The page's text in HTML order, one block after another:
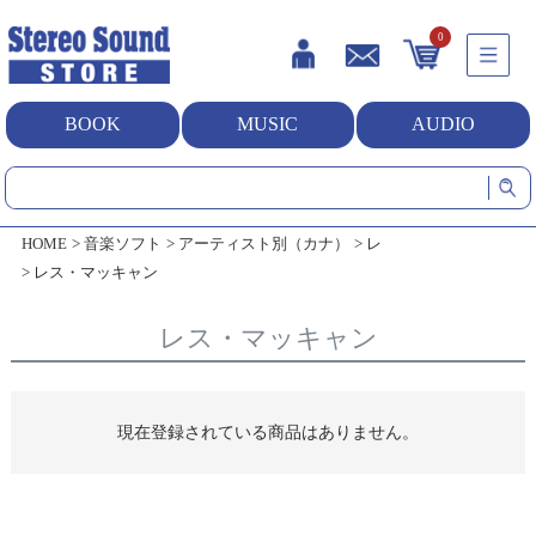
0
BOOK MUSIC AUDIO
HOME 音楽ソフト アーティスト別（カナ）
レ
レス・マッキャン
レス・マッキャン
現在登録されている商品はありません。